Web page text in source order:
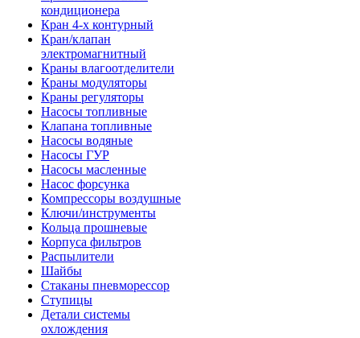
кондиционера
Кран 4-х контурный
Кран/клапан
электромагнитный
Краны влагоотделители
Краны модуляторы
Краны регуляторы
Насосы топливные
Клапана топливные
Насосы водяные
Насосы ГУР
Насосы масленные
Насос форсунка
Компрессоры воздушные
Ключи/инструменты
Кольца прошневые
Корпуса фильтров
Распылители
Шайбы
Стаканы пневморессор
Ступицы
Детали системы
охлождения